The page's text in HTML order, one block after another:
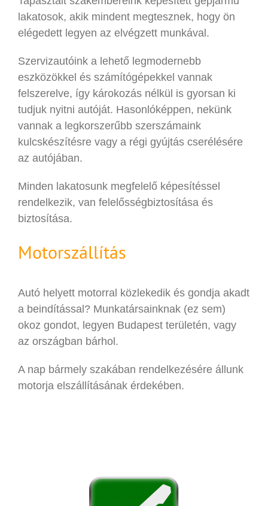
lakatosok, akik mindent megtesznek, hogy ön
elégedett legyen az elvégzett munkával.
Szervizautóink a lehető legmodernebb
eszközökkel és számítógépekkel vannak
felszerelve, így károkozás nélkül is gyorsan ki
tudjuk nyitni autóját. Hasonlóképpen, nekünk
vannak a legkorszerűbb szerszámaink
kulcskészítésre vagy a régi gyújtás cserélésére
az autójában.
Minden lakatosunk megfelelő képesítéssel
rendelkezik, van felelősségbiztosítása és
biztosítása.
Motorszállítás
Autó helyett motorral közlekedik és gondja akadt
a beindítással? Munkatársainknak (ez sem)
okoz gondot, legyen Budapest területén, vagy
az országban bárhol.
A nap bármely szakában rendelkezésére állunk
motorja elszállításának érdekében.